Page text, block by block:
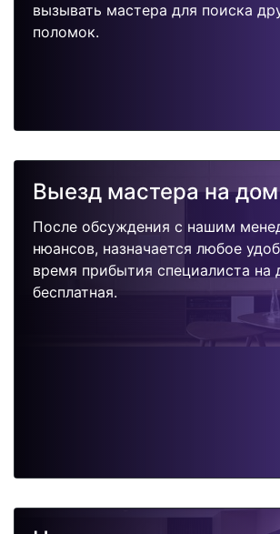
вызывать мастера для поиска
поломок.
Выезд мастера на дом
После обсуждения с нашим
нюансов, назначается любое
время прибытия специалиста на
бесплатная.